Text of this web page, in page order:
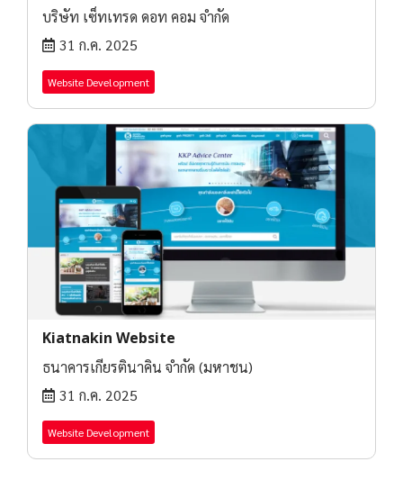
บริษัท เซ็ทเทรด ดอท คอม จำกัด
31 ก.ค. 2025
Website Development
Kiatnakin Website
ธนาคารเกียรตินาคิน จำกัด (มหาชน)
31 ก.ค. 2025
Website Development